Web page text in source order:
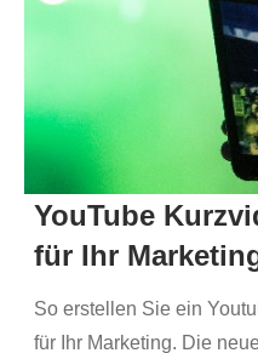
YouTube
für Ihr
So erstellen Sie ein
für Ihr Marketing. Die